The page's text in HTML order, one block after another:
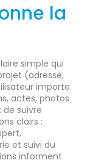
la
simple qui
(adresse,
importe
actes, photos
suivre
clairs :
et suivi du
informent